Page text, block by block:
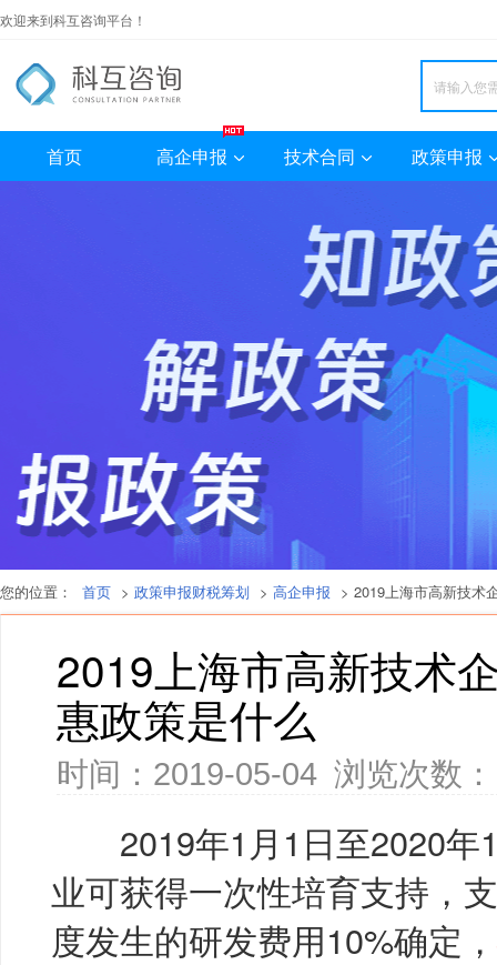
欢迎来到科互咨询平台！
首页 高企申报 技术合同 政策申报
您的位置： 首页 > 政策申报财税筹划 > 高企申报 > 2019上海市高新技术
2019上海市高新技术
惠政策是什么
时间：2019-05-04 浏览次数：
2019年1月1日至2020年
业可获得一次性培育支持，
度发生的研发费用10%确定，